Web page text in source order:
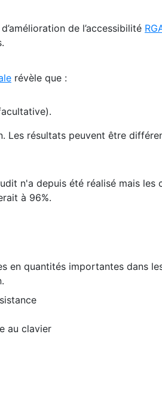
de l’accessibilité
révèle que :
Les résultats peuvent être
n'a depuis été réalisé mais les
à 96%.
en quantités importantes dans
au clavier